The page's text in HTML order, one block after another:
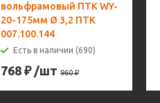
вольфрамовый ПТК WY-
20-175мм Ø 3,2 ПТК
007.100.144
Есть в наличии (690)
768 ₽ /шт 960₽